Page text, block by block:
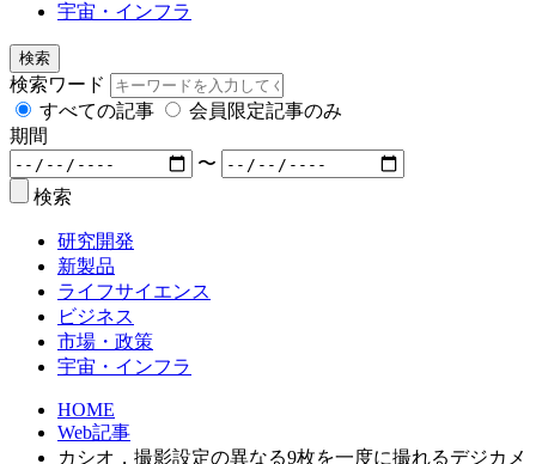
宇宙・インフラ
検索
検索ワード
すべての記事
会員限定記事のみ
期間
〜
検索
研究開発
新製品
ライフサイエンス
ビジネス
市場・政策
宇宙・インフラ
HOME
Web記事
カシオ，撮影設定の異なる9枚を一度に撮れるデジカメ